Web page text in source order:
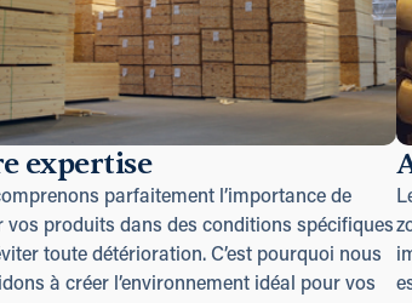
expertise
parfaitement l’importance de
vos produits dans des conditions spécifiques
toute détérioration. C’est pourquoi nous
à créer l’environnement idéal pour vos